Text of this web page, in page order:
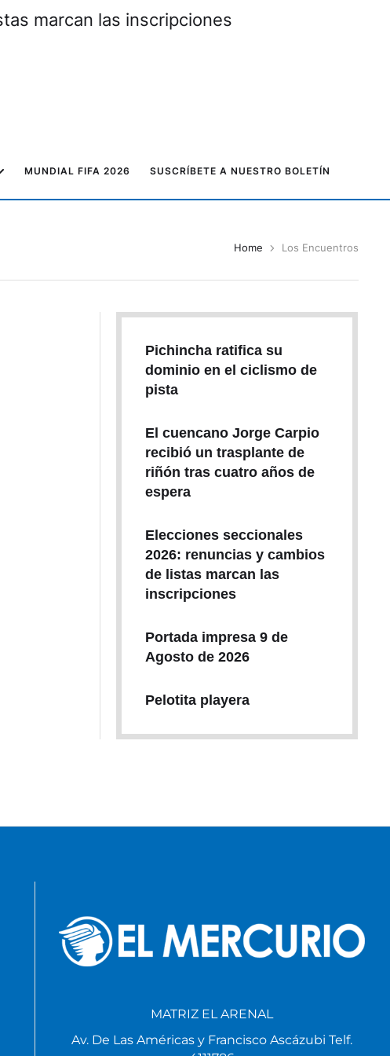
marcan las inscripciones
MUNDIAL FIFA 2026 SUSCRÍBETE A NUESTRO BOLETÍN
Home Los Encuentros
Pichincha ratifica su
dominio en el ciclismo de
pista
El cuencano Jorge Carpio
recibió un trasplante de
riñón tras cuatro años de
espera
Elecciones seccionales
2026: renuncias y cambios
de listas marcan las
inscripciones
Portada impresa 9 de
Agosto de 2026
Pelotita playera
MATRIZ EL ARENAL
Av. De Las Américas y Francisco Ascázubi Telf.